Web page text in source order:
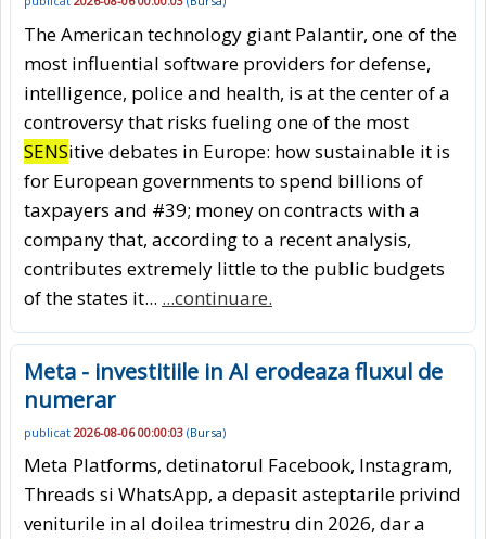
The American technology giant Palantir, one of the
most influential software providers for defense,
intelligence, police and health, is at the center of a
controversy that risks fueling one of the most
SENSitive debates in Europe: how sustainable it is
for European governments to spend billions of
taxpayers and #39; money on contracts with a
company that, according to a recent analysis,
contributes extremely little to the public budgets
of the states it... ...continuare.
Meta - investitiile in AI erodeaza fluxul de
numerar
publicat 2026-08-06 00:00:03 (Bursa)
Meta Platforms, detinatorul Facebook, Instagram,
Threads si WhatsApp, a depasit asteptarile privind
veniturile in al doilea trimestru din 2026, dar a